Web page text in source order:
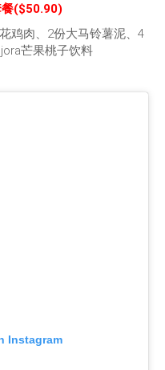
餐($50.90)
鸡肉、2份大马铃薯泥、4
芒果桃子饮料
Instagram